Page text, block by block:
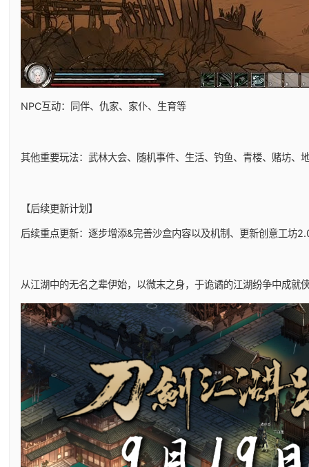
NPC互动：同伴、仇家、家仆、生育等
其他重要玩法：武林大会、随机事件、生活、钓鱼、青楼、赌坊、
【后续更新计划】
后续重点更新：逐步增添&完善沙盒内容以及机制、更新创意工坊
从江湖中的无名之辈伊始，以微末之身，于诡谲的江湖纷争中成就